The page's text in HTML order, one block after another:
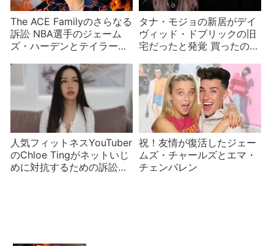
The ACE Familyのさらなる
訴訟 NBA選手のジェーム
ズ・ハーデンとテイラー・
タナ・モジョの新居がデイ
ヴィッド・ドブリックの旧
宅だったと発覚 買ったのか
人気フィットネスYouTuber
のChloe Tingがネットいじ
めに対抗するための訴訟を
祝！友情が復活したジェー
ムズ・チャールズとエマ・
チェンバレン